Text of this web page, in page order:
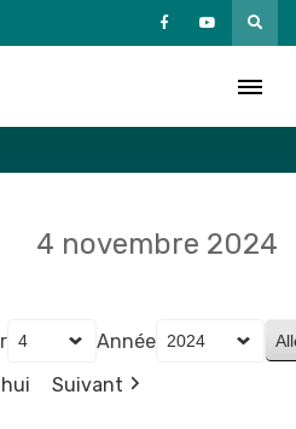
4 novembre 2024
Année
Suivant